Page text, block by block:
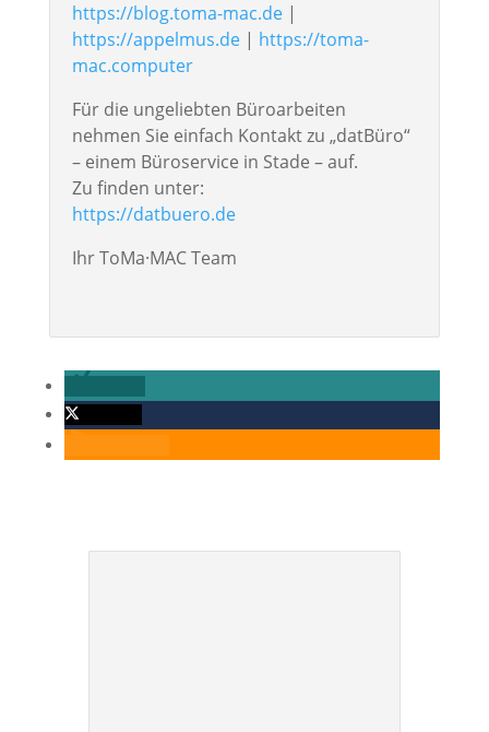
https://blog.toma-mac.de|
https://appelmus.de| https://toma-
mac.computer
Für die ungeliebten Büroarbeiten
nehmen Sie einfach Kontakt zu „datBüro“
– einem Büroservice in Stade – auf.
Zu finden unter:
https://datbuero.de
Ihr ToMa·MAC Team